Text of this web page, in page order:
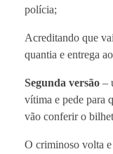
polícia;
Acreditando que
quantia e entrega
Segunda versão –
vítima e pede para
vão conferir o
O criminoso volta